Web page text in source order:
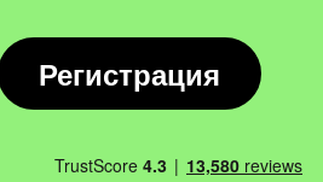
Регистрация